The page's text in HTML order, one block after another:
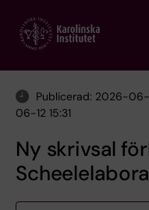
main
Publicerad: 2026-
06-12 15:31
Ny skrivsal